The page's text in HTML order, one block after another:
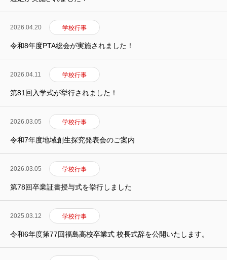
2026.04.20 学校行事
令和8年度PTA総会が実施されました！
2026.04.11 学校行事
第81回入学式が挙行されました！
2026.03.05 学校行事
令和7年度地域創生探究発表会のご案内
2026.03.05 学校行事
第78回卒業証書授与式を挙行しました
2025.03.12 学校行事
令和6年度第77回福島高校卒業式 校長式辞を公開いたします。